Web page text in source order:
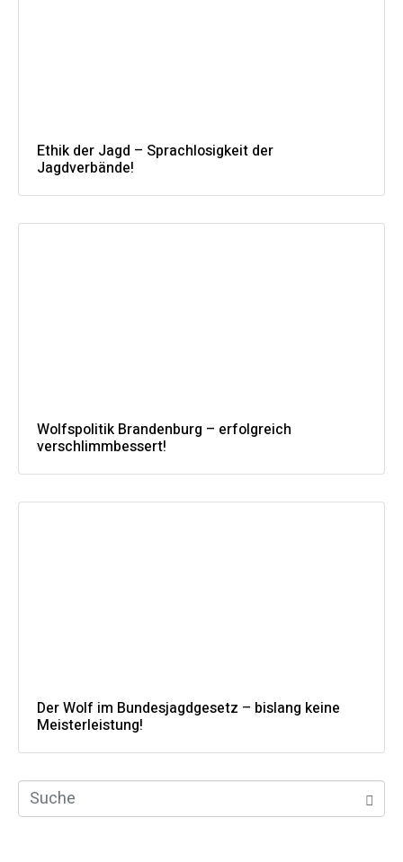
Ethik der Jagd – Sprachlosigkeit der
Jagdverbände!
Wolfspolitik Brandenburg – erfolgreich
verschlimmbessert!
Der Wolf im Bundesjagdgesetz – bislang keine
Meisterleistung!